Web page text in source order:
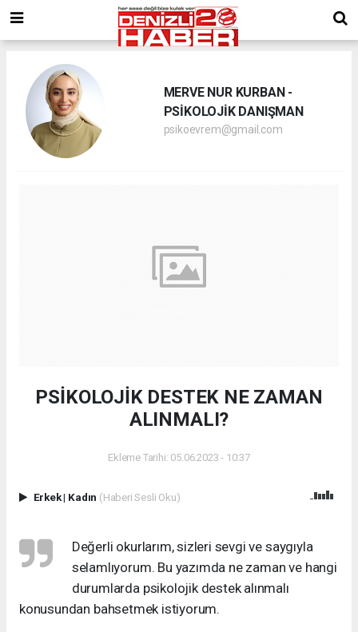
MERVE NUR KURBAN -
PSİKOLOJİK DANIŞMAN
psikoevrem@gmail.com
PSİKOLOJİK DESTEK NE ZAMAN
ALINMALI?
Ekleme Tarihi: 05.06.2023 - 10:37
Erkek| Kadın (Haberi Sesli Oku)
Değerli okurlarım, sizleri sevgi ve saygıyla
selamlıyorum. Bu yazımda ne zaman ve hangi
durumlarda psikolojik destek alınmalı
konusundan bahsetmek istiyorum.